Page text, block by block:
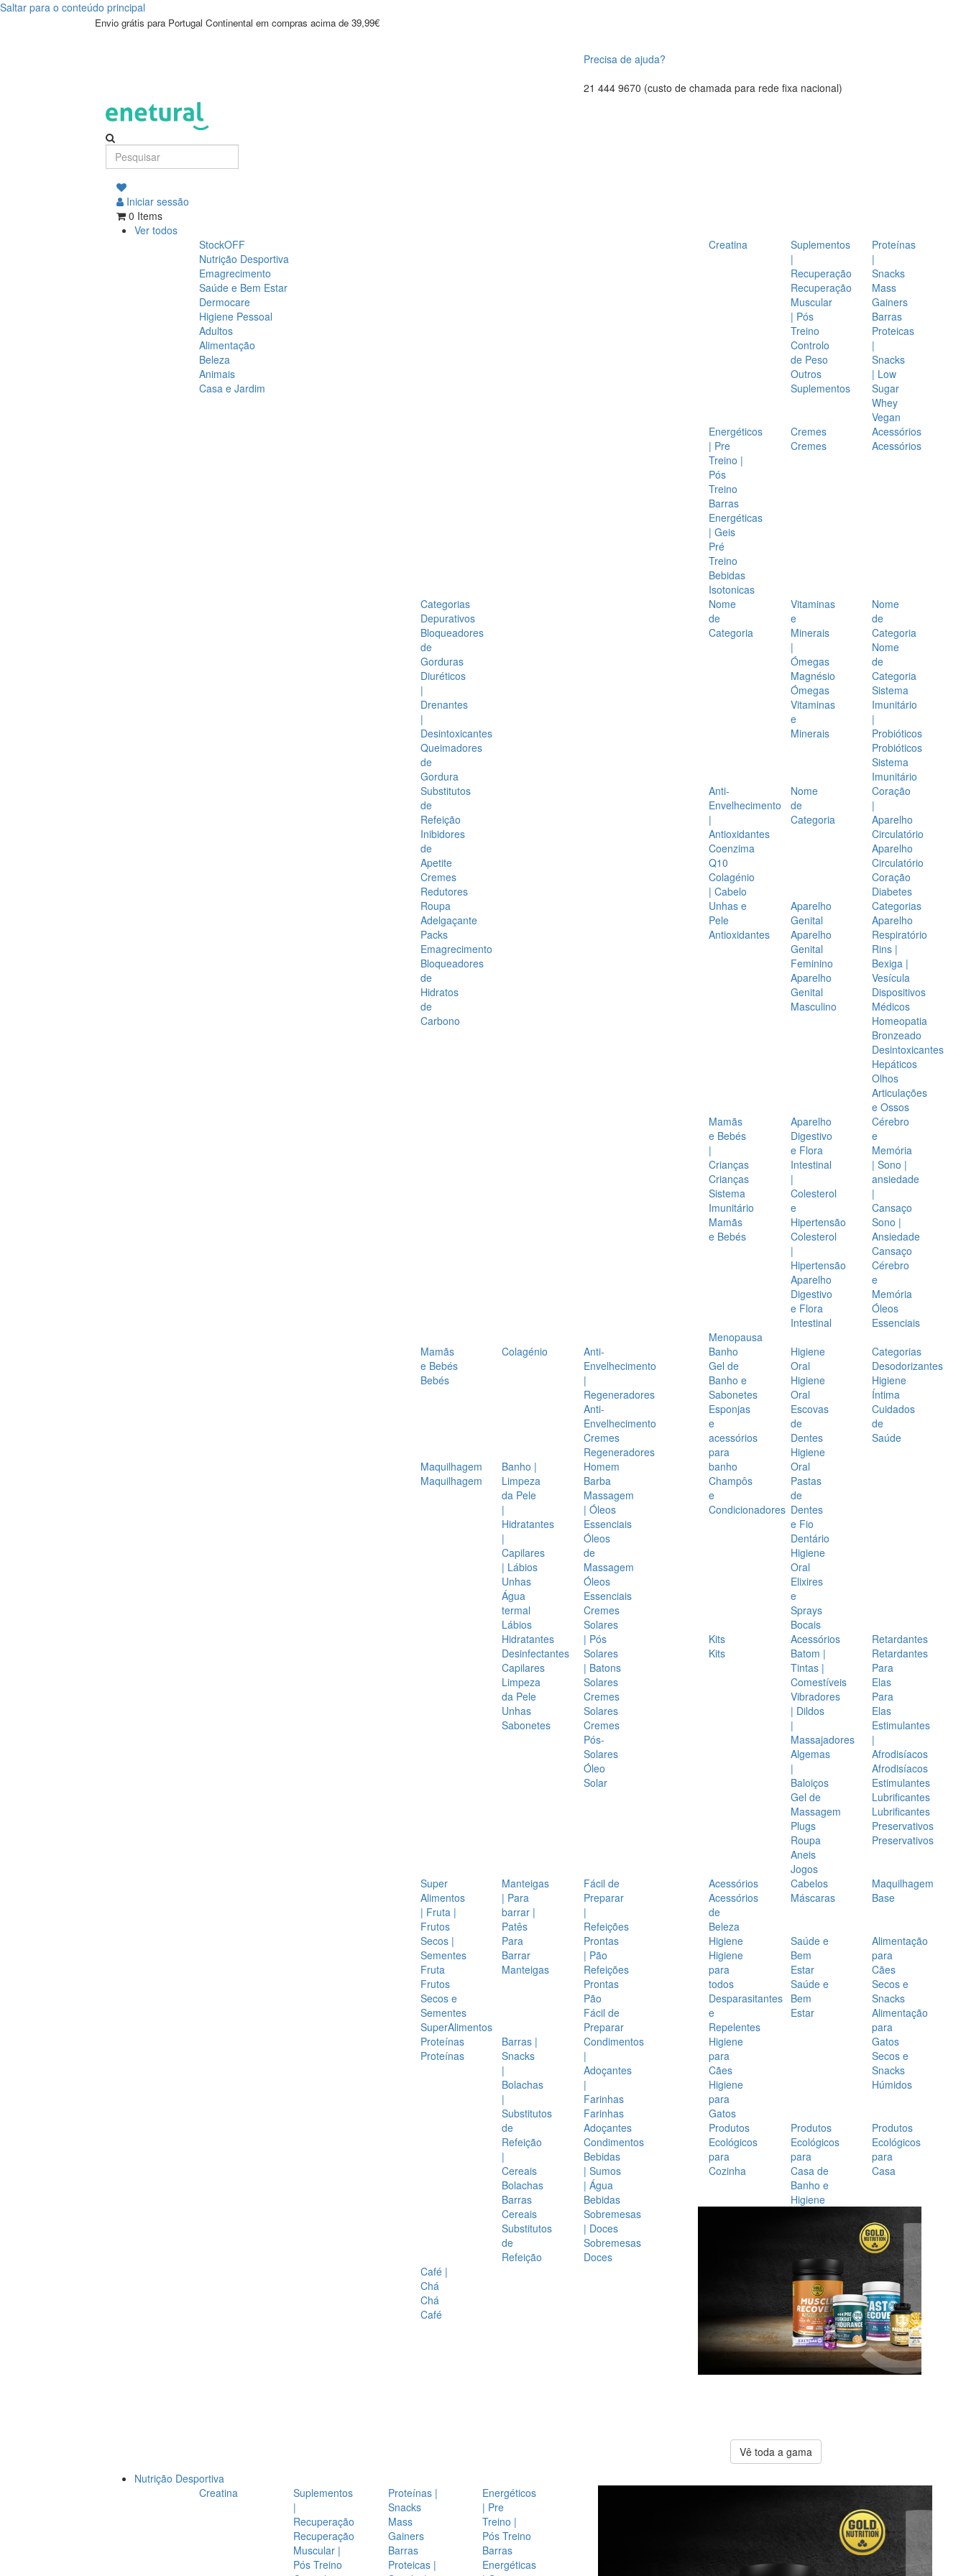
Saltar para o conteúdo principal
Envio grátis para Portugal Continental em compras acima de 39,99€
Precisa de ajuda?
21 444 9670 (custo de chamada para rede fixa nacional)
Iniciar sessão
0 Items
Ver todos
StockOFF
Nutrição Desportiva
Emagrecimento
Saúde e Bem Estar
Dermocare
Higiene Pessoal
Adultos
Alimentação
Beleza
Animais
Casa e Jardim
Creatina
Suplementos
|
Recuperação
Recuperação
Muscular
| Pós
Treino
Controlo
de Peso
Outros
Suplementos
Proteínas
|
Snacks
Mass
Gainers
Barras
Proteicas
|
Snacks
| Low
Sugar
Whey
Vegan
Energéticos
| Pre
Treino |
Pós
Treino
Barras
Energéticas
| Geis
Pré
Treino
Bebidas
Isotonicas
Cremes
Cremes
Acessórios
Acessórios
Categorias
Depurativos
Bloqueadores
de
Gorduras
Diuréticos
|
Drenantes
|
Desintoxicantes
Queimadores
de
Gordura
Substitutos
de
Refeição
Inibidores
de
Apetite
Cremes
Redutores
Roupa
Adelgaçante
Packs
Emagrecimento
Bloqueadores
de
Hidratos
de
Carbono
Nome
de
Categoria
Vitaminas
e
Minerais
|
Ómegas
Magnésio
Ómegas
Vitaminas
e
Minerais
Nome
de
Categoria
Nome
de
Categoria
Sistema
Imunitário
|
Probióticos
Probióticos
Sistema
Imunitário
Anti-
Envelhecimento
|
Antioxidantes
Coenzima
Q10
Colagénio
| Cabelo
Unhas e
Pele
Antioxidantes
Nome
de
Categoria
Coração
|
Aparelho
Circulatório
Aparelho
Circulatório
Coração
Diabetes
Aparelho
Genital
Aparelho
Genital
Feminino
Aparelho
Genital
Masculino
Categorias
Aparelho
Respiratório
Rins |
Bexiga |
Vesícula
Dispositivos
Médicos
Homeopatia
Bronzeado
Desintoxicantes
Hepáticos
Olhos
Articulações
e Ossos
Mamãs
e Bebés
|
Crianças
Crianças
Sistema
Imunitário
Mamãs
e Bebés
Aparelho
Digestivo
e Flora
Intestinal
|
Colesterol
e
Hipertensão
Colesterol
|
Hipertensão
Aparelho
Digestivo
e Flora
Intestinal
Cérebro
e
Memória
| Sono |
ansiedade
|
Cansaço
Sono |
Ansiedade
Cansaço
Cérebro
e
Memória
Óleos
Essenciais
Menopausa
Mamãs
e Bebés
Bebés
Colagénio
Anti-
Envelhecimento
|
Regeneradores
Anti-
Envelhecimento
Cremes
Regeneradores
Maquilhagem
Maquilhagem
Banho |
Limpeza
da Pele
|
Hidratantes
|
Capilares
| Lábios
Unhas
Água
termal
Lábios
Hidratantes
Desinfectantes
Capilares
Limpeza
da Pele
Unhas
Sabonetes
Homem
Barba
Massagem
| Óleos
Essenciais
Óleos
de
Massagem
Óleos
Essenciais
Cremes
Solares
| Pós
Solares
| Batons
Solares
Cremes
Solares
Cremes
Pós-
Solares
Óleo
Solar
Banho
Gel de
Banho e
Sabonetes
Esponjas
e
acessórios
para
banho
Champôs
e
Condicionadores
Higiene
Oral
Higiene
Oral
Escovas
de
Dentes
Higiene
Oral
Pastas
de
Dentes
e Fio
Dentário
Higiene
Oral
Elixires
e
Sprays
Bocais
Categorias
Desodorizantes
Higiene
Íntima
Cuidados
de
Saúde
Kits
Kits
Acessórios
Batom |
Tintas |
Comestíveis
Vibradores
| Dildos
|
Massajadores
Algemas
|
Baloiços
Gel de
Massagem
Plugs
Roupa
Aneis
Jogos
Retardantes
Retardantes
Para
Elas
Para
Elas
Estimulantes
|
Afrodisíacos
Afrodisíacos
Estimulantes
Lubrificantes
Lubrificantes
Preservativos
Preservativos
Super
Alimentos
| Fruta |
Frutos
Secos |
Sementes
Fruta
Frutos
Secos e
Sementes
SuperAlimentos
Manteigas
| Para
barrar |
Patês
Para
Barrar
Manteigas
Fácil de
Preparar
|
Refeições
Prontas
| Pão
Refeições
Prontas
Pão
Fácil de
Preparar
Proteínas
Proteínas
Barras |
Snacks
|
Bolachas
|
Substitutos
de
Refeição
|
Cereais
Bolachas
Barras
Cereais
Substitutos
de
Refeição
Condimentos
|
Adoçantes
|
Farinhas
Farinhas
Adoçantes
Condimentos
Bebidas
| Sumos
| Água
Bebidas
Sobremesas
| Doces
Sobremesas
Doces
Café |
Chá
Chá
Café
Acessórios
Acessórios
de
Beleza
Cabelos
Máscaras
Maquilhagem
Base
Higiene
Higiene
para
todos
Desparasitantes
e
Repelentes
Higiene
para
Cães
Higiene
para
Gatos
Saúde e
Bem
Estar
Saúde e
Bem
Estar
Alimentação
para
Cães
Secos e
Snacks
Alimentação
para
Gatos
Secos e
Snacks
Húmidos
Produtos
Ecológicos
para
Cozinha
Produtos
Ecológicos
para
Casa de
Banho e
Higiene
Produtos
Ecológicos
para
Casa
Vê toda a gama
Nutrição Desportiva
Creatina
Suplementos
|
Recuperação
Recuperação
Muscular |
Pós Treino
Proteínas |
Snacks
Mass
Gainers
Barras
Proteicas |
Energéticos
| Pre
Treino |
Pós Treino
Barras
Energéticas